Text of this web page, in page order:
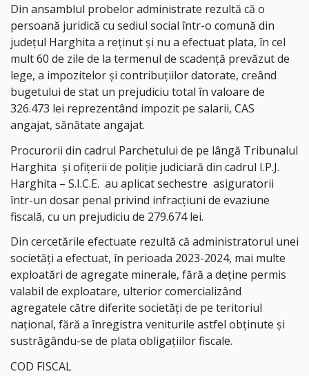
Din ansamblul probelor administrate rezultă că o
persoană juridică cu sediul social într-o comună din
judeţul Harghita a reţinut şi nu a efectuat plata, în cel
mult 60 de zile de la termenul de scadenţă prevăzut de
lege, a impozitelor şi contribuţiilor datorate, creând
bugetului de stat un prejudiciu total în valoare de
326.473 lei reprezentând impozit pe salarii, CAS
angajat, sănătate angajat.
Procurorii din cadrul Parchetului de pe lângă Tribunalul
Harghita și ofițerii de poliție judiciară din cadrul I.P.J.
Harghita – S.I.C.E. au aplicat sechestre asiguratorii
într-un dosar penal privind infracțiuni de evaziune
fiscală, cu un prejudiciu de 279.674 lei.
Din cercetările efectuate rezultă că administratorul unei
societăți a efectuat, în perioada 2023-2024, mai multe
exploatări de agregate minerale, fără a deține permis
valabil de exploatare, ulterior comercializând
agregatele către diferite societăți de pe teritoriul
național, fără a înregistra veniturile astfel obținute și
sustrăgându-se de plata obligațiilor fiscale.
COD FISCAL